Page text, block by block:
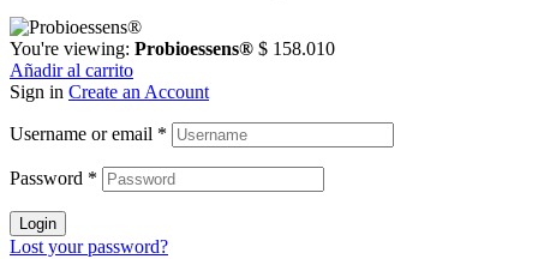
You're viewing: Probioessens® $ 158.010
Añadir al carrito
Sign in Create an Account
Username or email *
Password *
Login
Lost your password?